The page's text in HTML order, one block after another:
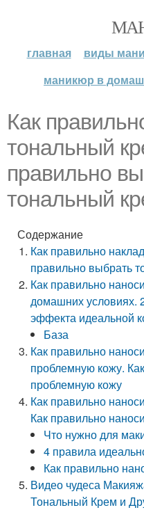
главная виды
маникюр в
Как
тональный
правильно
тональный
Содержание
Как правильно
правильно выбрать
Как правильно
домашних условиях.
эффекта идеальной
База
Как правильно
проблемную кожу.
проблемную кожу
Как правильно
Как правильно
Что нужно для
4 правила
Как правильно
Видео чудеса
Тональный Крем и